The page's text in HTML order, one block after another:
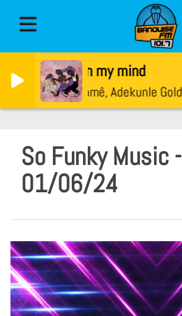
On my mind
Yamê, Adekunle Gold
So Funky Music
01/06/24